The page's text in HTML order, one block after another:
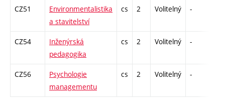
CZ51
Environmentalistika
a stavitelství
cs 2 Volitelný -
CZ54
Inženýrská
pedagogika
cs 2 Volitelný -
CZ56
Psychologie
managementu
cs 2 Volitelný -